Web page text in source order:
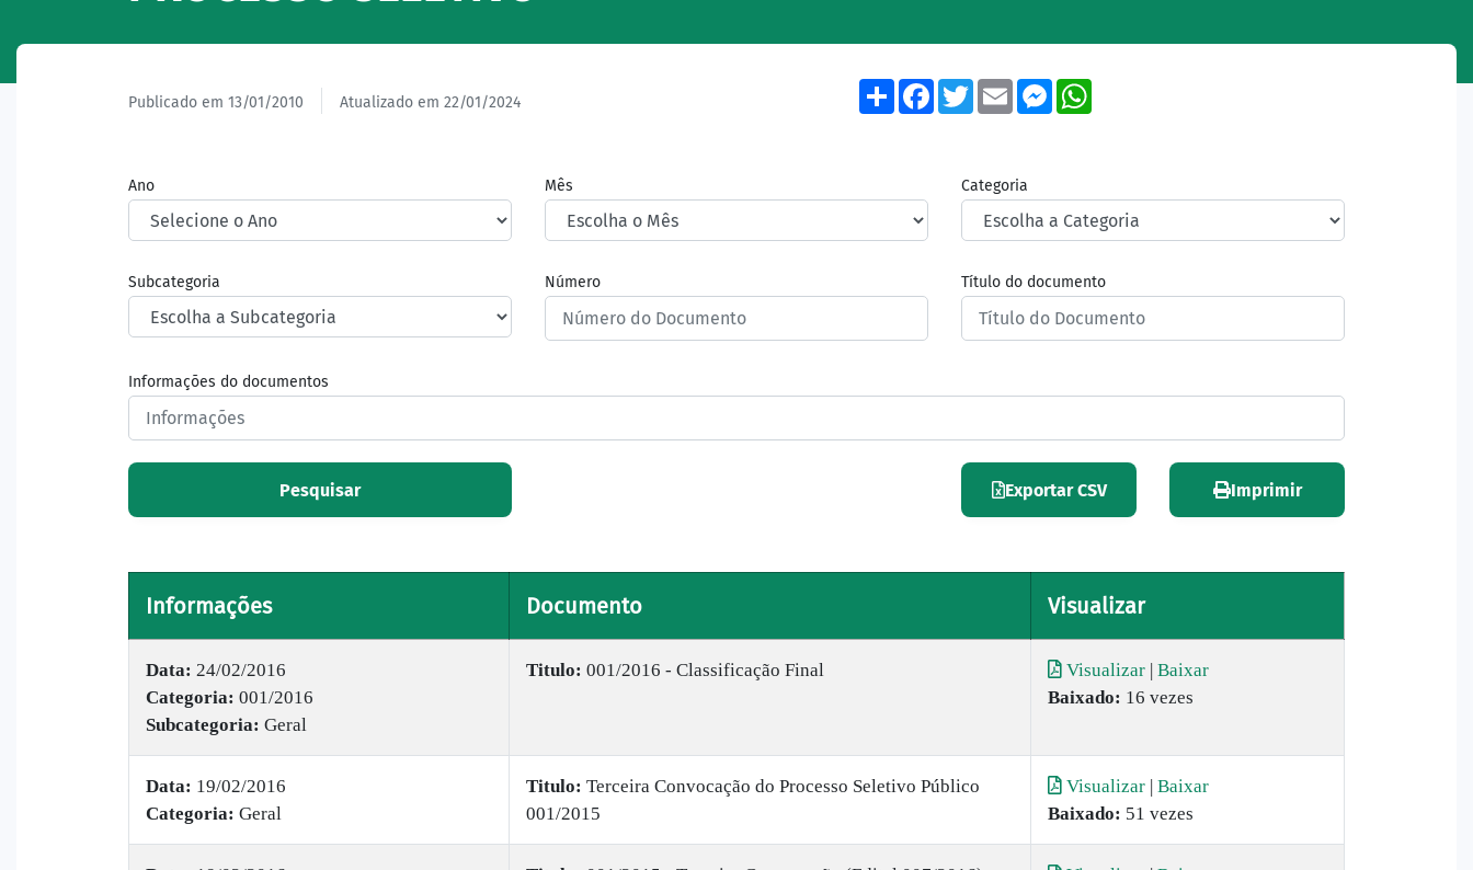
Publicado em 13/01/2010 Atualizado em 22/01/2024
ShareFacebook
TwitterEmailMessenger
Ano Mês Categoria
Subcategoria Número Título do documento
Informações do documentos
Pesquisar Exportar CSV Imprimir
Informações Documento Visualizar
Data: 24/02/2016
Categoria: 001/2016
Subcategoria: Geral
Titulo: 001/2016 - Classificação Final Visualizar | Baixar
Baixado: 16 vezes
Data: 19/02/2016
Categoria: Geral
Titulo: Terceira Convocação do Processo Seletivo Público
001/2015
Visualizar | Baixar
Baixado: 51 vezes